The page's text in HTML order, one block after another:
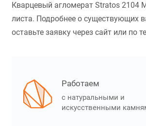
Кварцевый агломерат Stratos 2104
листа. Подробнее о существующих
оставьте заявку через сайт или по
Работаем
с натуральными и
искусственными